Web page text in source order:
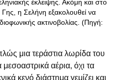
έκλειψης. Ακόμη και στο
η Σελήνη εξακολουθεί να
ακτινοβολίας. (Πηγή:
μια τεράστια λωρίδα του
αέρια, όχι τα
κενό διάστημα γεμίζει και